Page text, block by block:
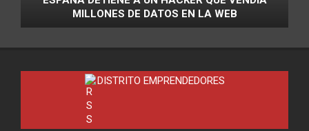
MILLONES DE DATOS EN LA WEB
DISTRITO EMPRENDEDORES